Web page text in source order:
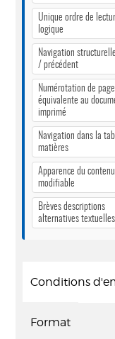
Unique ordre de
logique
Navigation
/ précédent
Numérotation de
équivalente au
imprimé
Navigation dans la
matières
Apparence du
modifiable
Brèves descriptions
alternatives textuelles
Conditions
Format